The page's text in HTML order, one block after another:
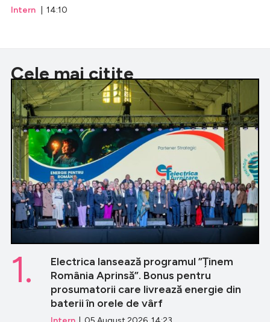
Intern | 14:10
Cele mai citite
Electrica lansează programul ”Ținem
România Aprinsă”. Bonus pentru
prosumatorii care livrează energie din
baterii în orele de vârf
1.